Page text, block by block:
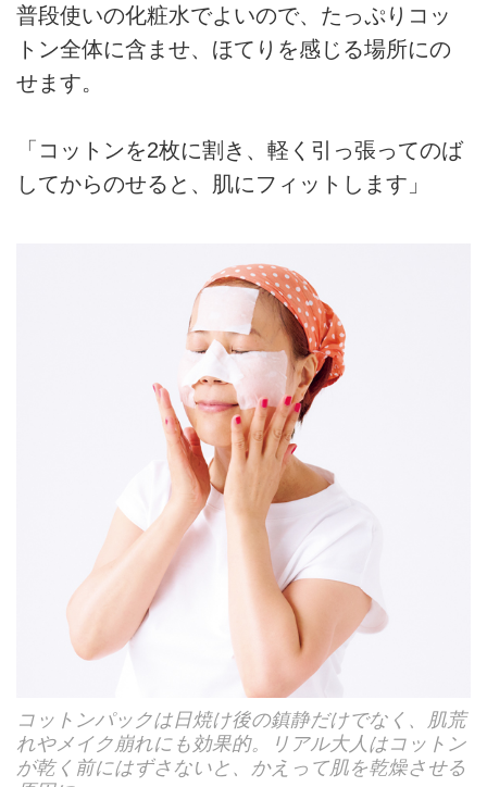
普段使いの化粧水でよいので、たっぷりコッ
トン全体に含ませ、ほてりを感じる場所にの
せます。
「コットンを2枚に割き、軽く引っ張ってのば
してからのせると、肌にフィットします」
コットンパックは日焼け後の鎮静だけでなく、肌荒
れやメイク崩れにも効果的。リアル大人はコットン
が乾く前にはずさないと、かえって肌を乾燥させる